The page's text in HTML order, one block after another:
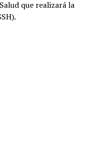
que realizará la